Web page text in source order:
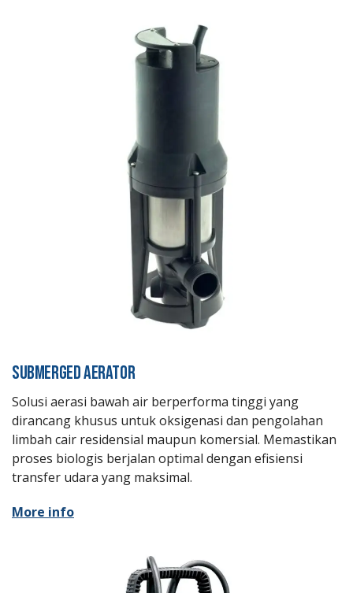
SUBMERGED AERATOR
Solusi aerasi bawah air berperforma tinggi yang
dirancang khusus untuk oksigenasi dan pengolahan
limbah cair residensial maupun komersial. Memastikan
proses biologis berjalan optimal dengan efisiensi
transfer udara yang maksimal.
More info